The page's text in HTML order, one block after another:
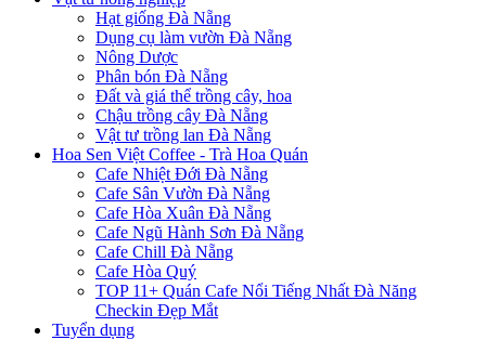
Hạt giống Đà Nẵng
Dụng cụ làm vườn Đà Nẵng
Nông Dược
Phân bón Đà Nẵng
Đất và giá thể trồng cây, hoa
Chậu trồng cây Đà Nẵng
Vật tư trồng lan Đà Nẵng
Hoa Sen Việt Coffee - Trà Hoa Quán
Cafe Nhiệt Đới Đà Nẵng
Cafe Sân Vườn Đà Nẵng
Cafe Hòa Xuân Đà Nẵng
Cafe Ngũ Hành Sơn Đà Nẵng
Cafe Chill Đà Nẵng
Cafe Hòa Quý
TOP 11+ Quán Cafe Nổi Tiếng Nhất Đà Năng
Checkin Đẹp Mắt
Tuyển dụng